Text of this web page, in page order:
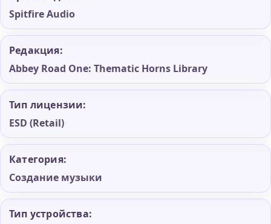
Spitfire Audio
Редакция:
Abbey Road One: Thematic Horns Library
Тип лицензии:
ESD (Retail)
Категория:
Создание музыки
Тип устройства: